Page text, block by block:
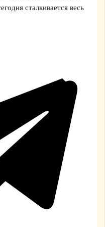
сталкивается весь